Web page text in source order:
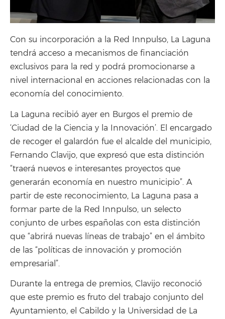
Con su incorporación a la Red Innpulso, La Laguna
tendrá acceso a mecanismos de financiación
exclusivos para la red y podrá promocionarse a
nivel internacional en acciones relacionadas con la
economía del conocimiento.
La Laguna recibió ayer en Burgos el premio de
‘Ciudad de la Ciencia y la Innovación’. El encargado
de recoger el galardón fue el alcalde del municipio,
Fernando Clavijo, que expresó que esta distinción
“traerá nuevos e interesantes proyectos que
generarán economía en nuestro municipio”. A
partir de este reconocimiento, La Laguna pasa a
formar parte de la Red Innpulso, un selecto
conjunto de urbes españolas con esta distinción
que “abrirá nuevas líneas de trabajo” en el ámbito
de las “políticas de innovación y promoción
empresarial”.
Durante la entrega de premios, Clavijo reconoció
que este premio es fruto del trabajo conjunto del
Ayuntamiento, el Cabildo y la Universidad de La